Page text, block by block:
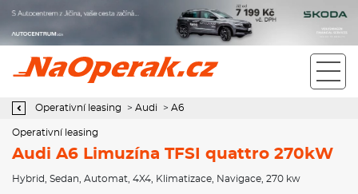
Operativní leasing Audi A6 Limuzína TFSI quattro 270kW
Operativní leasing > Audi > A6
Operativní leasing
Audi A6 Limuzína TFSI quattro 270kW
Hybrid Sedan Automat 4X4 Klimatizace Navigace , 270 kw